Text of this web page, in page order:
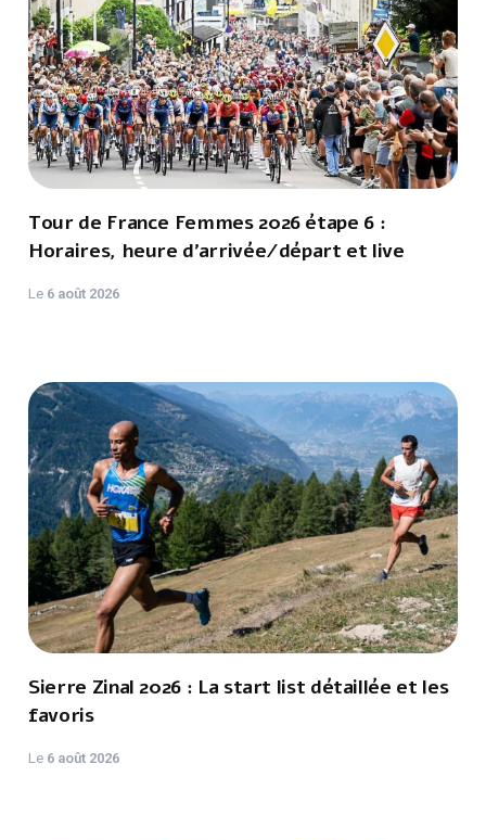
Tour de France Femmes 2026 étape 6 :
Horaires, heure d'arrivée/départ et live
Le 6 août 2026
Sierre Zinal 2026 : La start list détaillée et les
favoris
Le 6 août 2026